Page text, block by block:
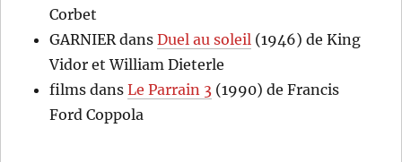
Corbet
GARNIERdansDuel au soleil (1946) de King
Vidor et William Dieterle
films dansLe Parrain 3 (1990) de Francis
Ford Coppola